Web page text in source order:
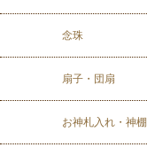
念珠
扇子・団扇
お神札入れ・神棚